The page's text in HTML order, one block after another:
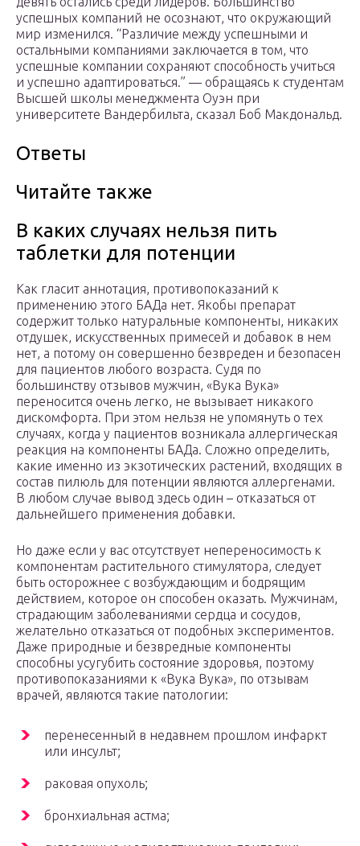
успешных компаний не осознают, что окружающий
мир изменился. “Различие между успешными и
остальными компаниями заключается в том, что
успешные компании сохраняют способность учиться
и успешно адаптироваться.” — обращаясь к студентам
Высшей школы менеджмента Оуэн при
университете Вандербильта, сказал Боб Макдональд.
Ответы
Читайте также
В каких случаях нельзя пить
таблетки для потенции
Как гласит аннотация, противопоказаний к
применению этого БАДа нет. Якобы препарат
содержит только натуральные компоненты, никаких
отдушек, искусственных примесей и добавок в нем
нет, а потому он совершенно безвреден и безопасен
для пациентов любого возраста. Судя по
большинству отзывов мужчин, «Вука Вука»
переносится очень легко, не вызывает никакого
дискомфорта. При этом нельзя не упомянуть о тех
случаях, когда у пациентов возникала аллергическая
реакция на компоненты БАДа. Сложно определить,
какие именно из экзотических растений, входящих в
состав пилюль для потенции являются аллергенами.
В любом случае вывод здесь один – отказаться от
дальнейшего применения добавки.
Но даже если у вас отсутствует непереносимость к
компонентам растительного стимулятора, следует
быть осторожнее с возбуждающим и бодрящим
действием, которое он способен оказать. Мужчинам,
страдающим заболеваниями сердца и сосудов,
желательно отказаться от подобных экспериментов.
Даже природные и безвредные компоненты
способны усугубить состояние здоровья, поэтому
противопоказаниями к «Вука Вука», по отзывам
врачей, являются такие патологии:
перенесенный в недавнем прошлом инфаркт
или инсульт;
раковая опухоль;
бронхиальная астма;